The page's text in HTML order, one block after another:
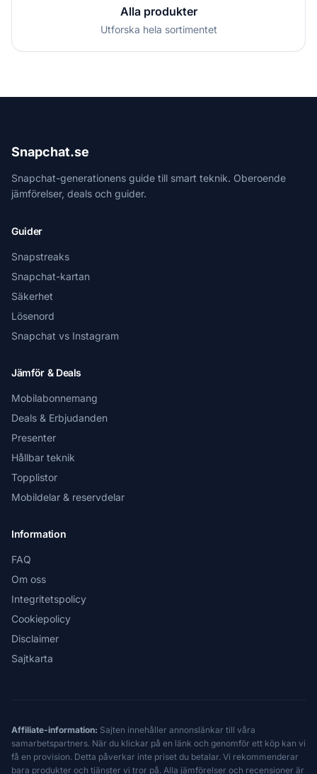
Alla produkter
Utforska hela sortimentet
Snapchat.se
Snapchat-generationens guide till smart teknik. Oberoende
jämförelser, deals och guider.
Guider
Snapstreaks
Snapchat-kartan
Säkerhet
Lösenord
Snapchat vs Instagram
Jämför & Deals
Mobilabonnemang
Deals & Erbjudanden
Presenter
Hållbar teknik
Topplistor
Mobildelar & reservdelar
Information
FAQ
Om oss
Integritetspolicy
Cookiepolicy
Disclaimer
Sajtkarta
Affiliate-information: Sajten innehåller annonslänkar till våra
samarbetspartners. När du klickar på en länk och genomför ett köp kan vi
få en provision. Detta påverkar inte priset du betalar. Vi rekommenderar
bara produkter och tjänster vi tror på. Alla jämförelser och recensioner är